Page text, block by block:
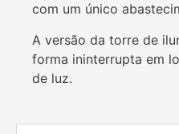
com um único
A versão da torre de
forma ininterrupta em
de luz.